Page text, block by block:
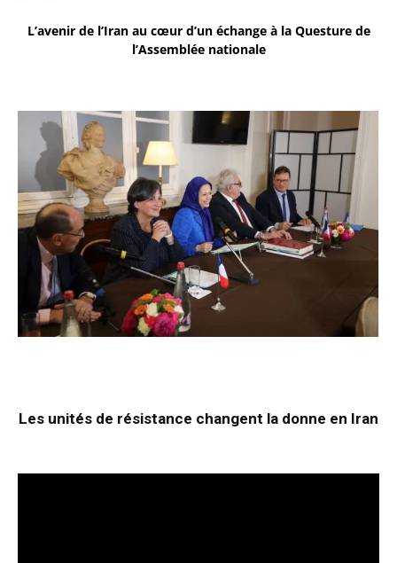
L’avenir de l’Iran au cœur d’un échange à la Questure de
l’Assemblée nationale
Les unités de résistance changent la donne en Iran